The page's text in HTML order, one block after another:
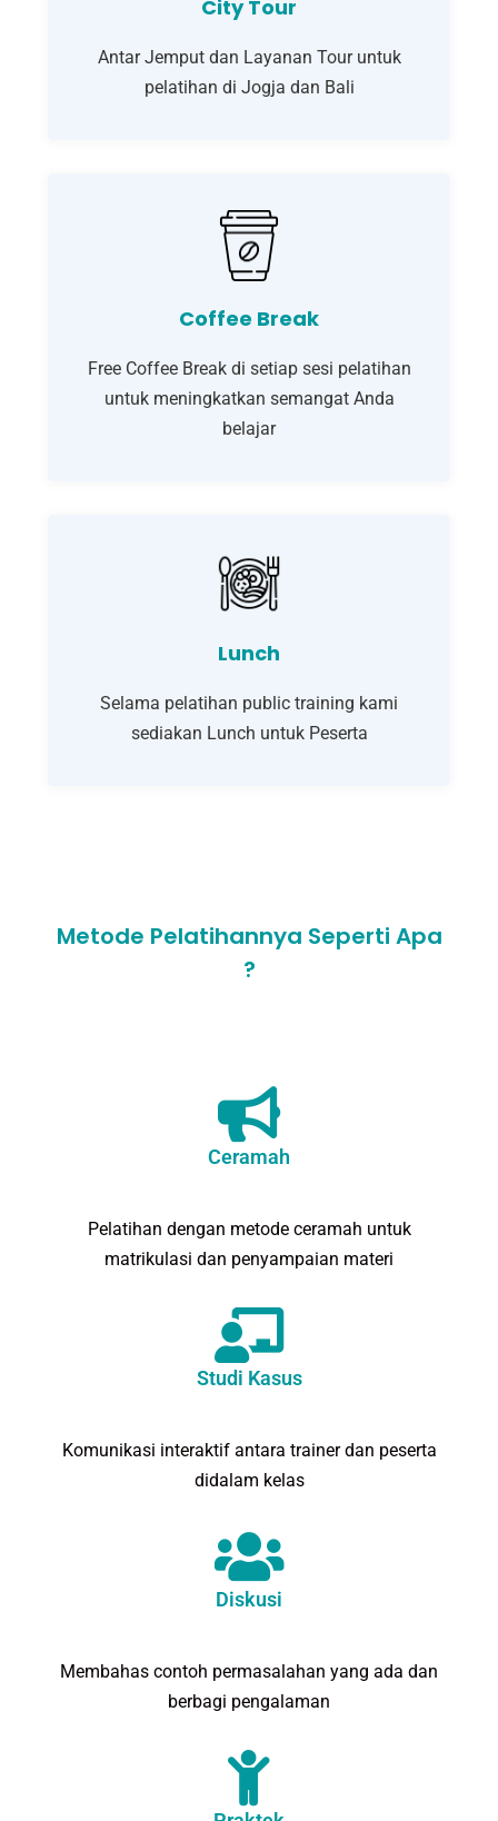
City Tour
Antar Jemput dan Layanan Tour untuk
pelatihan di Jogja dan Bali
Coffee Break
Free Coffee Break di setiap sesi pelatihan
untuk meningkatkan semangat Anda
belajar
Lunch
Selama pelatihan public training kami
sediakan Lunch untuk Peserta
Metode Pelatihannya Seperti Apa
?
Ceramah
Pelatihan dengan metode ceramah untuk
matrikulasi dan penyampaian materi
Studi Kasus
Komunikasi interaktif antara trainer dan peserta
didalam kelas
Diskusi
Membahas contoh permasalahan yang ada dan
berbagi pengalaman